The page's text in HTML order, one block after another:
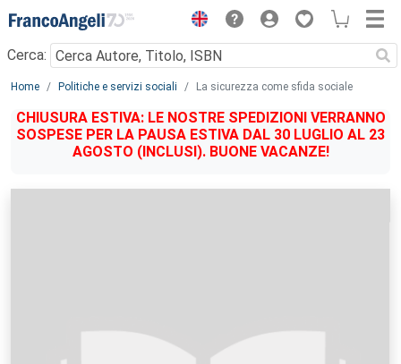
Menu
Cerca:
Main content
Home Politiche e servizi sociali La sicurezza come sfida sociale
CHIUSURA ESTIVA: LE NOSTRE SPEDIZIONI VERRANNO
SOSPESE PER LA PAUSA ESTIVA DAL 30 LUGLIO AL 23
AGOSTO (INCLUSI). BUONE VACANZE!